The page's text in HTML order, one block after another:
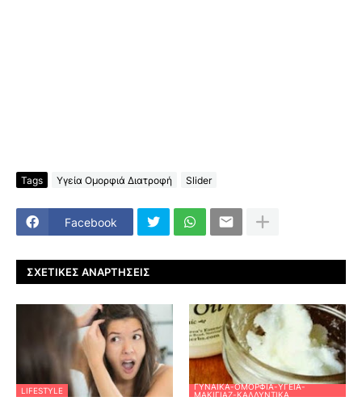
Tags Υγεία Ομορφιά Διατροφή Slider
Facebook
ΣΧΕΤΙΚΈΣ ΑΝΑΡΤΉΣΕΙΣ
LIFESTYLE
ΓΥΝΑΊΚΑ-ΟΜΟΡΦΙΆ-ΥΓΕΊΑ-
ΜΑΚΙΓΙΆΖ-ΚΑΛΛΥΝΤΙΚΆ